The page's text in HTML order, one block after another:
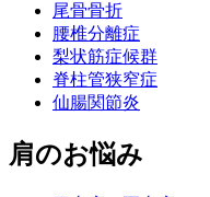
尾骨骨折
腰椎分離症
梨状筋症候群
脊柱管狭窄症
仙腸関節炎
肩のお悩み